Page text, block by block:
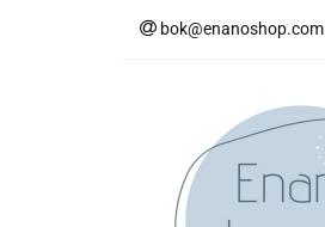
bok@enanoshop.com